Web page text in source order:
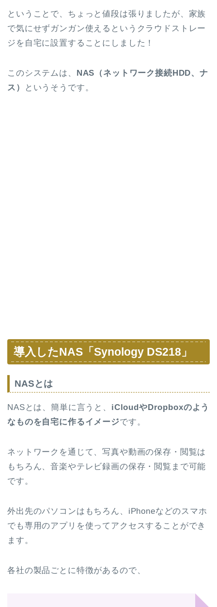
ということで、ちょっと値段は張りましたが、家族
で気にせずガンガン使えるというクラウドストレー
ジを自宅に設置することにしました！
このシステムは、
NAS（ネットワーク接続HDD、ナ
ス）
というそうです。
導入したNAS「Synology DS218」
NASとは
NASとは、簡単に言うと、 iCloudやDropboxのよう
なものを自宅に作るイメージです。
ネットワークを通じて、写真や動画の保存・閲覧は
もちろん、音楽やテレビ録画の保存・閲覧まで可能
です。
外出先のパソコンはもちろん、iPhoneなどのスマホ
でも専用のアプリを使ってアクセスすることができ
ます。
各社の製品ごとに特徴があるので、